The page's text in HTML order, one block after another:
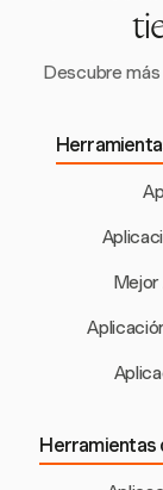
Descubre
Herramientas